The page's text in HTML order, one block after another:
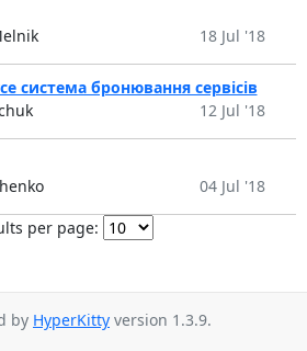
18 Jul '18
система бронювання сервісів
12 Jul '18
04 Jul '18
per page:
by HyperKitty version 1.3.9.